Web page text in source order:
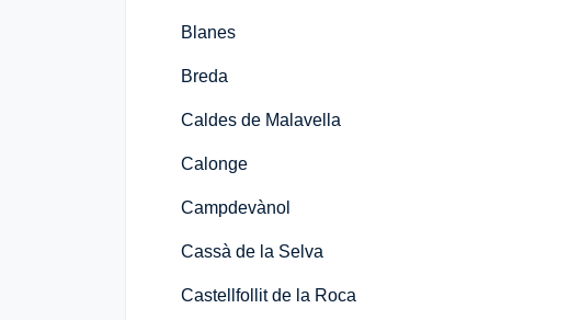
Blanes
Breda
Caldes de Malavella
Calonge
Campdevànol
Cassà de la Selva
Castellfollit de la Roca